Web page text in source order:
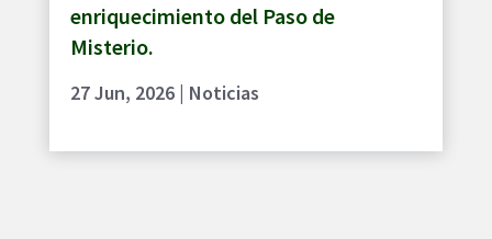
enriquecimiento del Paso de
Misterio.
27 Jun, 2026| Noticias